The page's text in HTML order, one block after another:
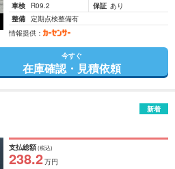
車検
R09.2 保証 あり
整備 定期点検整備有
情報提供：
今すぐ
在庫確認・見積依頼
新着
支払総額(税込)
238.2万円